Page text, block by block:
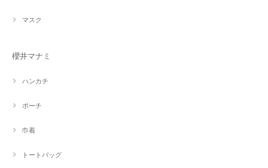
マスク
櫻井マナミ
ハンカチ
ポーチ
巾着
トートバッグ